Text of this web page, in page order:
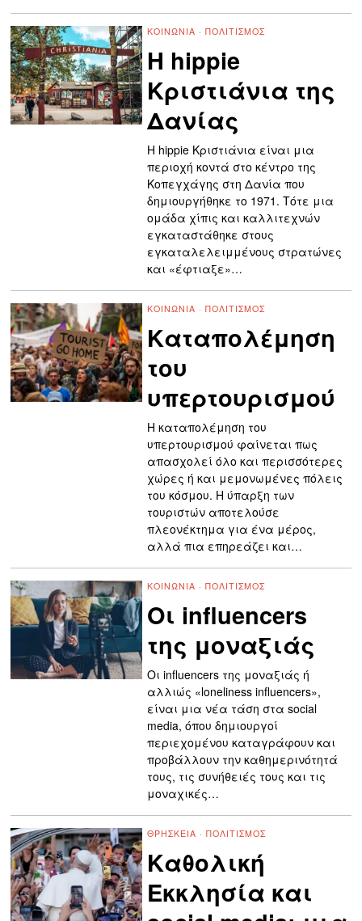
ΚΟΙΝΩΝΊΑ · ΠΟΛΙΤΙΣΜΌΣ
Η hippie
Κριστιάνια της
Δανίας
Η hippie Κριστιάνια είναι μια
περιοχή κοντά στο κέντρο της
Κοπεγχάγης στη Δανία που
δημιουργήθηκε το 1971. Τότε μια
ομάδα χίπις και καλλιτεχνών
εγκαταστάθηκε στους
εγκαταλελειμμένους στρατώνες
και «έφτιαξε»…
ΚΟΙΝΩΝΊΑ · ΠΟΛΙΤΙΣΜΌΣ
Καταπολέμηση
του
υπερτουρισμού
Η καταπολέμηση του
υπερτουρισμού φαίνεται πως
απασχολεί όλο και περισσότερες
χώρες ή και μεμονωμένες πόλεις
του κόσμου. Η ύπαρξη των
τουριστών αποτελούσε
πλεονέκτημα για ένα μέρος,
αλλά πια επηρεάζει και…
ΚΟΙΝΩΝΊΑ · ΠΟΛΙΤΙΣΜΌΣ
Οι influencers
της μοναξιάς
Οι influencers της μοναξιάς ή
αλλιώς «loneliness influencers»,
είναι μια νέα τάση στα social
media, όπου δημιουργοί
περιεχομένου καταγράφουν και
προβάλλουν την καθημερινότητά
τους, τις συνήθειές τους και τις
μοναχικές…
ΘΡΗΣΚΕΊΑ · ΠΟΛΙΤΙΣΜΌΣ
Καθολική
Εκκλησία και